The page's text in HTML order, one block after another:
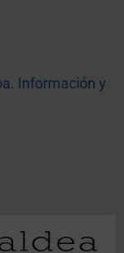
Información y